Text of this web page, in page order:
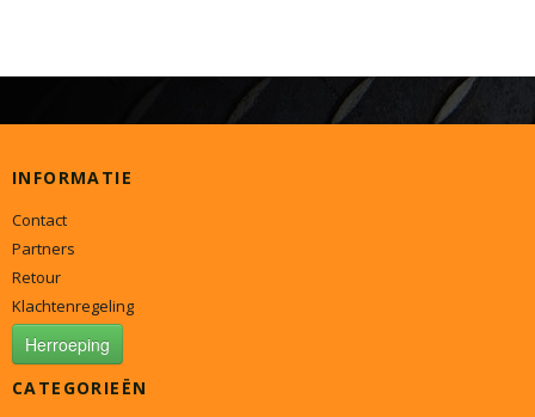
INFORMATIE
Contact
Partners
Retour
Klachtenregeling
Herroeping
CATEGORIEËN